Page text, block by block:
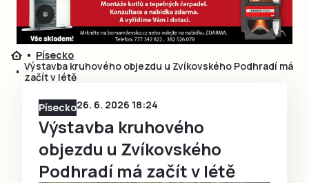
Písecko
Výstavba kruhového objezdu u Zvíkovského Podhradí má
začít v létě
Písecko26. 6. 2026 18:24
Výstavba kruhového
objezdu u Zvíkovského
Podhradí má začít v létě